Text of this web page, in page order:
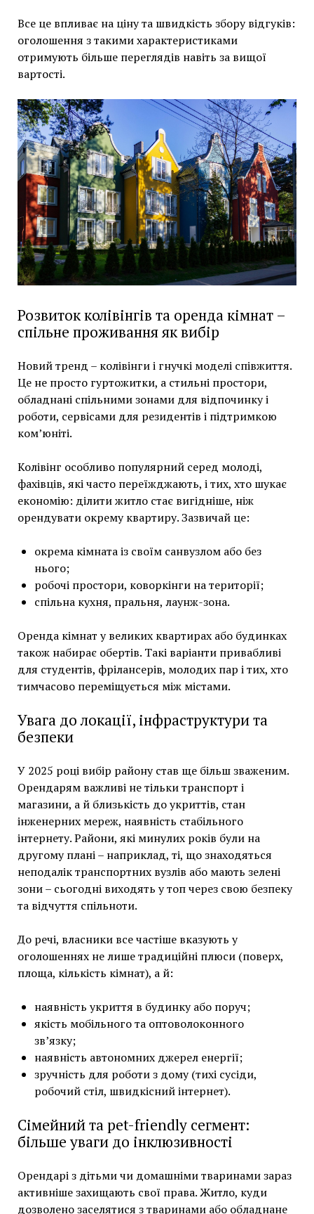
Все це впливає на ціну та швидкість збору відгуків:
оголошення з такими характеристиками
отримують більше переглядів навіть за вищої
вартості.
Розвиток колівінгів та оренда кімнат –
спільне проживання як вибір
Новий тренд – колівінги і гнучкі моделі співжиття.
Це не просто гуртожитки, а стильні простори,
обладнані спільними зонами для відпочинку і
роботи, сервісами для резидентів і підтримкою
ком’юніті.
Колівінг особливо популярний серед молоді,
фахівців, які часто переїжджають, і тих, хто шукає
економію: ділити житло стає вигідніше, ніж
орендувати окрему квартиру. Зазвичай це:
окрема кімната із своїм санвузлом або без
нього;
робочі простори, коворкінги на території;
спільна кухня, пральня, лаунж-зона.
Оренда кімнат у великих квартирах або будинках
також набирає обертів. Такі варіанти привабливі
для студентів, фрілансерів, молодих пар і тих, хто
тимчасово переміщується між містами.
Увага до локації, інфраструктури та
безпеки
У 2025 році вибір району став ще більш зваженим.
Орендарям важливі не тільки транспорт і
магазини, а й близькість до укриттів, стан
інженерних мереж, наявність стабільного
інтернету. Райони, які минулих років були на
другому плані – наприклад, ті, що знаходяться
неподалік транспортних вузлів або мають зелені
зони – сьогодні виходять у топ через свою безпеку
та відчуття спільноти.
До речі, власники все частіше вказують у
оголошеннях не лише традиційні плюси (поверх,
площа, кількість кімнат), а й:
наявність укриття в будинку або поруч;
якість мобільного та оптоволоконного
зв’язку;
наявність автономних джерел енергії;
зручність для роботи з дому (тихі сусіди,
робочий стіл, швидкісний інтернет).
Сімейний та pet-friendly сегмент:
більше уваги до інклюзивності
Орендарі з дітьми чи домашніми тваринами зараз
активніше захищають свої права. Житло, куди
дозволено заселятися з тваринами або обладнане